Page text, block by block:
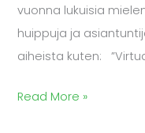
vuonna lukuisia
huippuja ja
aiheista kuten:
Read More »